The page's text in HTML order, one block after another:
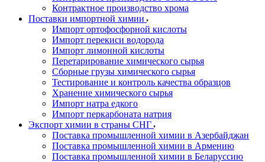
Контрактное производство хрома
Поставки импортной химии
Импорт ортофосфорной кислоты
Импорт перекиси водорода
Импорт лимонной кислоты
Перетарирование химического сырья
Сборные грузы химического сырья
Тестирование и контроль качества образцов
Хранение химического сырья
Импорт натра едкого
Импорт перкарбоната натрия
Экспорт химии в страны СНГ
Поставка промышленной химии в Азербайджан
Поставка промышленной химии в Армению
Поставка промышленной химии в Беларуссию